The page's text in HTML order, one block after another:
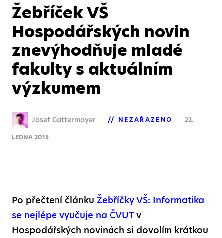
Žebříček VŠ
Hospodářských novin
znevýhodňuje mladé
fakulty s aktuálním
výzkumem
Josef Gattermayer NEZAŘAZENO 22.
LEDNA 2015
Po přečtení článku Žebříčky VŠ: Informatika
se nejlépe vyučuje na ČVUTv
Hospodářských novinách si dovolím krátkou